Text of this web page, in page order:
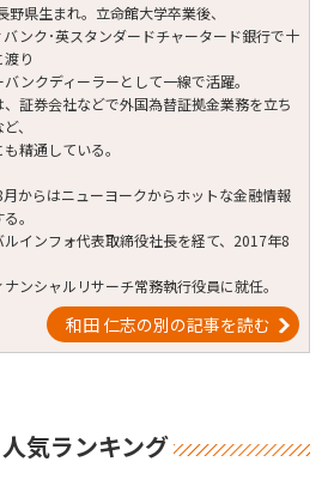
野県生まれ。立命館大学卒業後、
バンク･英スタンダードチャータード銀行で十
り
ンクディーラーとして一線で活躍。
、証券会社などで外国為替証拠金業務を立ち
、
精通している。
からはニューヨークからホットな金融情報
。
ルインフォ代表取締役社長を経て、2017年8
ンシャルリサーチ常務執行役員に就任。
和田 仁志の別の記事を読む
人気ランキング